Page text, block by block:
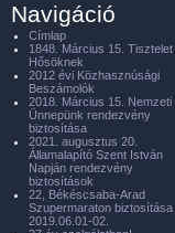
Navigáció
Címlap
1848. Március 15. Tisztelet
Hősöknek
2012 évi Közhasznúsági
Beszámolók
2018. Március 15. Nemzeti
Ünnepünk rendezvény
biztosítása
2021. augusztus 20.
Államalapító Szent István
Napján rendezvény
biztosítások
22, Békéscsaba-Arad
Szupermaraton biztosítása
2019.06.01-02.